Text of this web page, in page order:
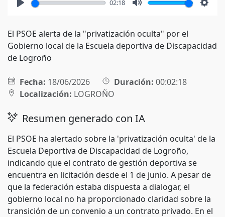
02:18
El PSOE alerta de la "privatización oculta" por el
Gobierno local de la Escuela deportiva de Discapacidad
de Logroño
Fecha: 18/06/2026 Duración: 00:02:18
Localización: LOGROÑO
Resumen generado con IA
El PSOE ha alertado sobre la 'privatización oculta' de la
Escuela Deportiva de Discapacidad de Logroño,
indicando que el contrato de gestión deportiva se
encuentra en licitación desde el 1 de junio. A pesar de
que la federación estaba dispuesta a dialogar, el
gobierno local no ha proporcionado claridad sobre la
transición de un convenio a un contrato privado. En el